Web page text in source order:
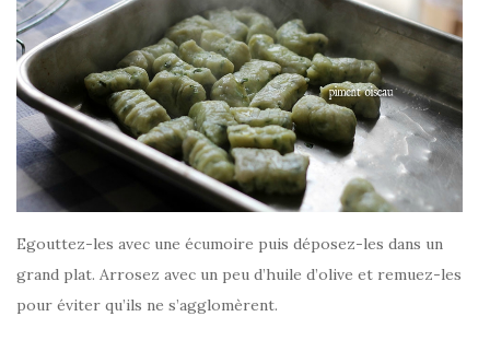
Egouttez-les avec une écumoire puis déposez-les dans un
grand plat. Arrosez avec un peu d’huile d’olive et remuez-les
pour éviter qu’ils ne s’agglomèrent.